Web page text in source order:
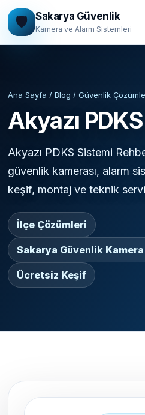
🛡️ Sakarya Güvenlik
Kamera ve Alarm Sistemleri
Ana Sayfa / Blog / Güvenlik
Akyazı
Akyazı PDKS Sistemi
güvenlik kamerası, alarm
keşif, montaj ve teknik
İlçe Çözümleri
Sakarya Güvenlik
Ücretsiz Keşif